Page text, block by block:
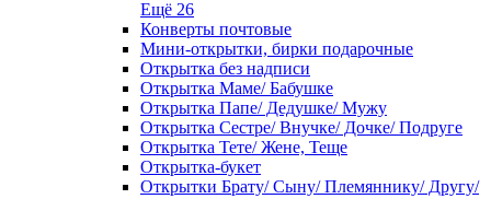
Ещё 26
Конверты почтовые
Мини-открытки, бирки подарочные
Открытка без надписи
Открытка Маме/ Бабушке
Открытка Папе/ Дедушке/ Мужу
Открытка Сестре/ Внучке/ Дочке/ Подруге
Открытка Тете/ Жене, Теще
Открытка-букет
Открытки Брату/ Сыну/ Племяннику/ Другу/